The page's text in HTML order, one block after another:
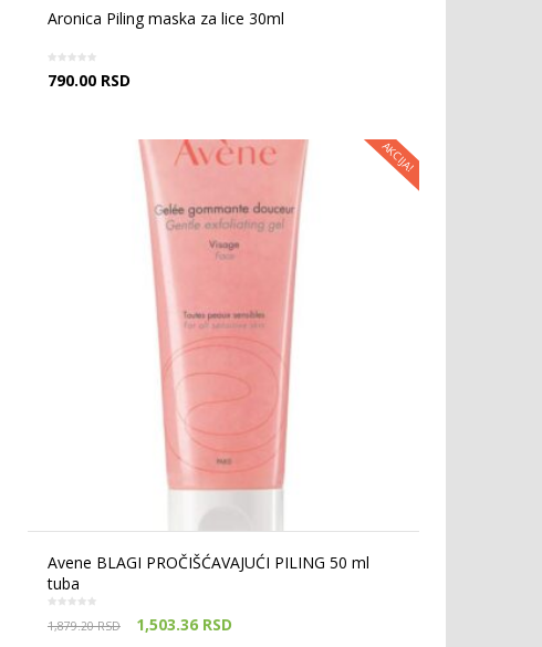
Aronica Piling maska za lice 30ml
790.00 RSD
AKCIJA!
Avene BLAGI PROČIŠĆAVAJUĆI PILING 50 ml
tuba
1,879.20RSD 1,503.36 RSD